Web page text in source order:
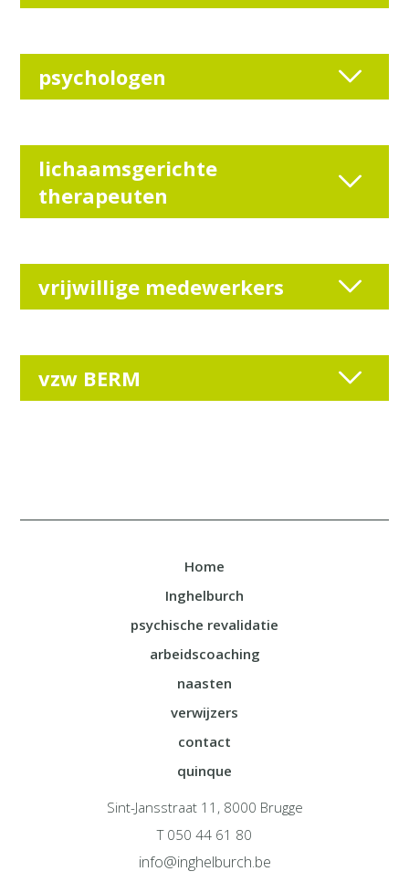
psychologen
lichaamsgerichte
therapeuten
vrijwillige medewerkers
vzw BERM
Home
Inghelburch
psychische revalidatie
arbeidscoaching
naasten
verwijzers
contact
quinque
Sint-Jansstraat 11, 8000 Brugge
T 050 44 61 80
info@inghelburch.be